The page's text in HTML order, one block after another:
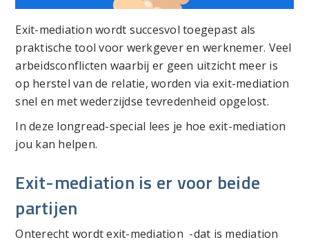
Exit-mediation wordt succesvol toegepast als
praktische tool voor werkgever en werknemer. Veel
arbeidsconflicten waarbij er geen uitzicht meer is
op herstel van de relatie, worden via exit-mediation
snel en met wederzijdse tevredenheid opgelost.
In deze longread-special lees je hoe exit-mediation
jou kan helpen.
Exit-mediation is er voor beide
partijen
Onterecht wordt exit-mediation -dat is mediation